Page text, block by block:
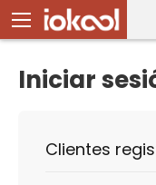
Iniciar
Clientes